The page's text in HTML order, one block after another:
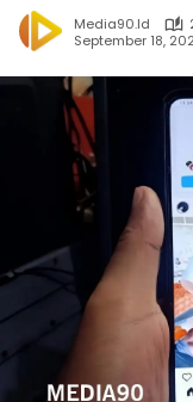
Media90.id
September 18,